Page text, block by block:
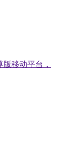
移动平台，